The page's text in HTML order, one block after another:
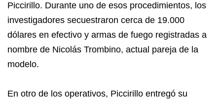
Piccirillo. Durante uno de esos procedimientos, los
investigadores secuestraron cerca de 19.000
dólares en efectivo y armas de fuego registradas a
nombre de Nicolás Trombino, actual pareja de la
modelo.
En otro de los operativos, Piccirillo entregó su